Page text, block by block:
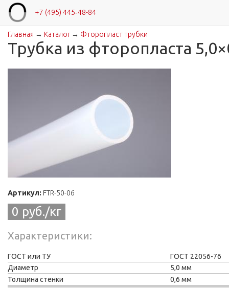
+7 (495) 445‑48-84
Вы здесь
Главная → Каталог→ Фторопласт трубки
Трубка из фторопласта
Артикул: FTR-50-06
0 руб./кг
Характеристики
ГОСТ или ТУ
ГОСТ 22056-76
Диаметр
5,0 мм
Толщина стенки
0,6 мм